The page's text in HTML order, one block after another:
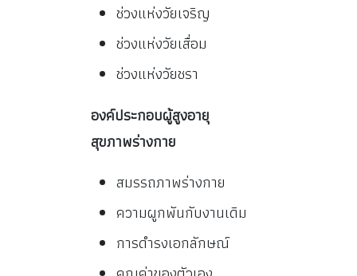
ช่วงแห่งวัยเจริญ
ช่วงแห่งวัยเสื่อม
ช่วงแห่งวัยชรา
องค์ประกอบผู้สูงอายุ
สุขภาพร่างกาย
สมรรถภาพร่างกาย
ความผูกพันกับงานเดิม
การดำรงเอกลักษณ์